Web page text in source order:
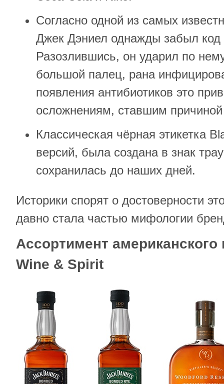
Согласно одной из самых
Джек Дэниел однажды забыл код
Разозлившись, он ударил по
большой палец, рана
появления антибиотиков это
осложнениям, ставшим причиной
Классическая чёрная этикетка
версий, была создана в знак
сохранилась до наших дней.
Историки спорят о достоверности
давно стала частью мифологии
Ассортимент американского
Wine & Spirit